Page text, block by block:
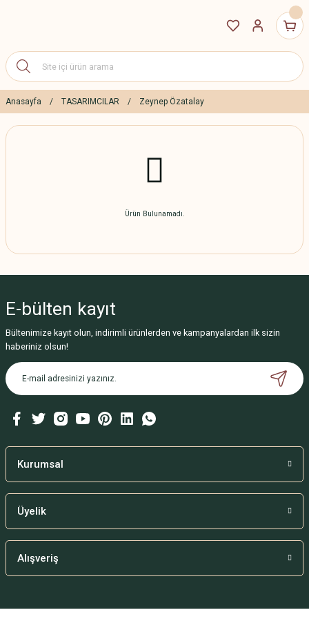
Anasayfa TASARIMCILAR Zeynep Özatalay
Ürün Bulunamadı.
E-bülten kayıt
Bültenimize kayıt olun, indirimli ürünlerden ve kampanyalardan ilk sizin
haberiniz olsun!
Kurumsal
Üyelik
Alışveriş